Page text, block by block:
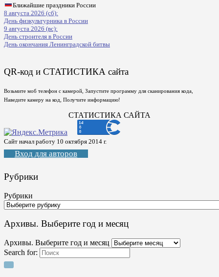
Ближайшие праздники России
8 августа 2026 (сб):
День физкультурника в России
9 августа 2026 (вс):
День строителя в России
День окончания Ленинградской битвы
QR-код и СТАТИСТИКА сайта
Возьмите моб телефон с камерой, Запустите программу для сканирования кода,
Наведите камеру на код, Получите информацию!
СТАТИСТИКА САЙТА
Сайт начал работу 10 октября 2014 г.
Вход для авторов
Рубрики
Рубрики
Архивы. Выберите год и месяц
Архивы. Выберите год и месяц
Search for: